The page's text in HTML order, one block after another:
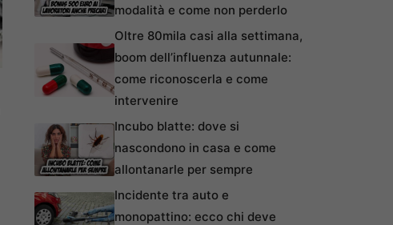
modalità e come non perderlo
Oltre 80mila casi alla settimana,
boom dell’influenza autunnale:
come riconoscerla e come
intervenire
Incubo blatte: dove si
nascondono in casa e come
allontanarle per sempre
Incidente tra auto e
monopattino: ecco chi deve